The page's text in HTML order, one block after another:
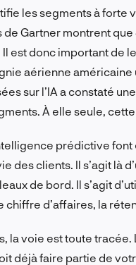
les segments à forte
de Gartner montrent
est donc important de
aérienne
sur l’IA a constaté
À elle seule,
prédictive
des clients. Il s’agit là
de bord. Il s’agit
d’affaires, la
la voie est toute
déjà faire partie de